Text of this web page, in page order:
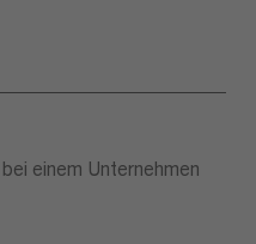
einem Unternehmen